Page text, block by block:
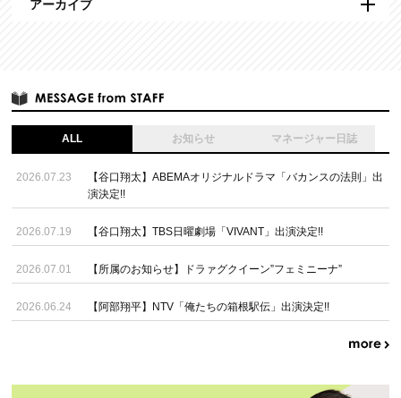
アーカイブ
ALL お知らせ マネージャー日誌
2026.07.23
【谷口翔太】ABEMAオリジナルドラマ「バカンスの法則」出
演決定!!
2026.07.19 【谷口翔太】TBS日曜劇場「VIVANT」出演決定!!
2026.07.01 【所属のお知らせ】ドラァグクイーン”フェミニーナ”
2026.06.24 【阿部翔平】NTV「俺たちの箱根駅伝」出演決定!!